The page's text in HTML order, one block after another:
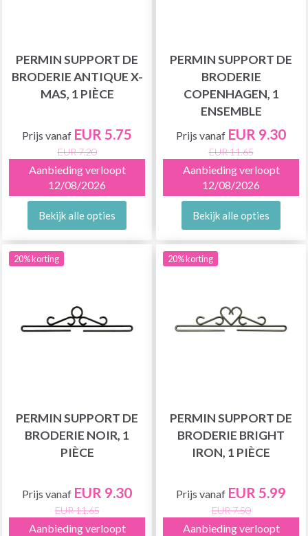
PERMIN SUPPORT DE
BRODERIE ANTIQUE X-
MAS, 1 PIÈCE
Prijs vanaf EUR 5.75
EUR 7.20
Aanbieding verloopt
12/08/2026
Bekijk alle opties
PERMIN SUPPORT DE
BRODERIE
COPENHAGEN, 1
ENSEMBLE
Prijs vanaf EUR 9.30
EUR 11.65
Aanbieding verloopt
12/08/2026
Bekijk alle opties
20% korting
PERMIN SUPPORT DE
BRODERIE NOIR, 1
PIÈCE
Prijs vanaf EUR 9.30
EUR 11.65
Aanbieding verloopt
20% korting
PERMIN SUPPORT DE
BRODERIE BRIGHT
IRON, 1 PIÈCE
Prijs vanaf EUR 5.99
EUR 7.50
Aanbieding verloopt